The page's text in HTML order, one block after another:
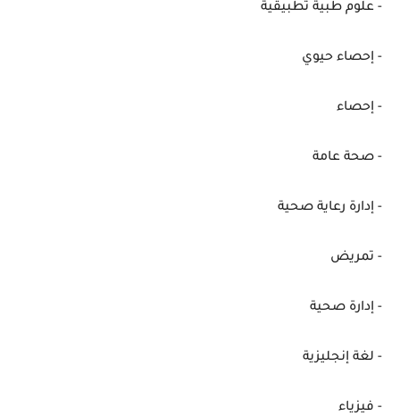
- علوم طبية تطبيقية
- إحصاء حيوي
- إحصاء
- صحة عامة
- إدارة رعاية صحية
- تمريض
- إدارة صحية
- لغة إنجليزية
- فيزياء